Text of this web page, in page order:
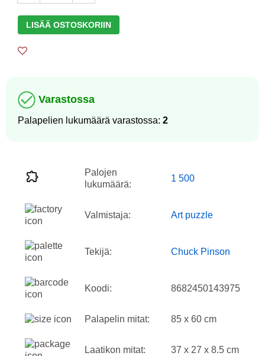
LISÄÄ OSTOSKORIIN
Varastossa
Palapelien lukumäärä varastossa: 2
Palojen
lukumäärä:
1 500
Valmistaja: Art puzzle
Tekijä: Chuck Pinson
Koodi: 8682450143975
Palapelin mitat: 85 x 60 cm
Laatikon mitat: 37 x 27 x 8.5 cm